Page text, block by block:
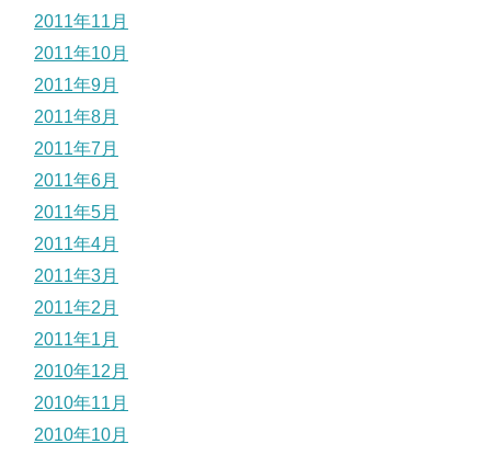
2011年11月
2011年10月
2011年9月
2011年8月
2011年7月
2011年6月
2011年5月
2011年4月
2011年3月
2011年2月
2011年1月
2010年12月
2010年11月
2010年10月